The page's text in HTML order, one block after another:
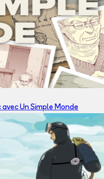
avec Un Simple Monde